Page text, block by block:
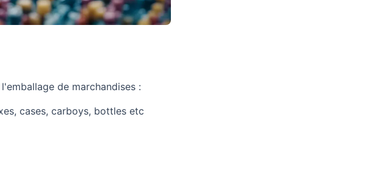
de marchandises :
cases, carboys, bottles etc